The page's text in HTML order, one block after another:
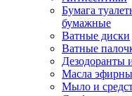
Бумага
бумажные
Ватные диски
Ватные
Дезодоранты
Масла
Мыло и